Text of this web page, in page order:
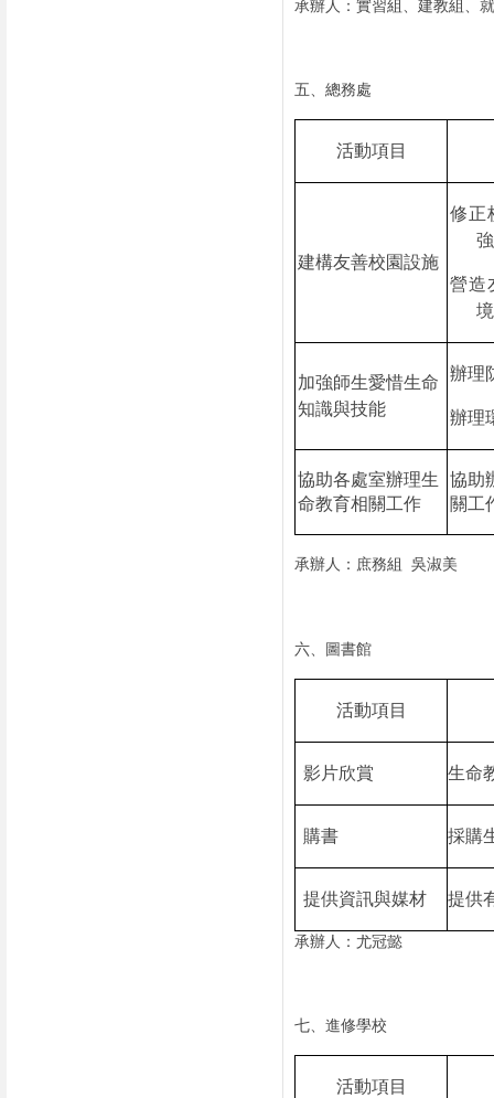
承辦人：實習組、建教組、
五、總務處
活動項目
建構友善校園設施
修正
營造
境
加強師生愛惜生命
知識與技能
辦理
辦理
協助各處室辦理生
命教育相關工作
協助
關工
承辦人：庶務組 吳淑美
六、圖書館
活動項目
影片欣賞 生命
購書 採購
提供資訊與媒材 提供
承辦人：尤冠懿
七、進修學校
活動項目